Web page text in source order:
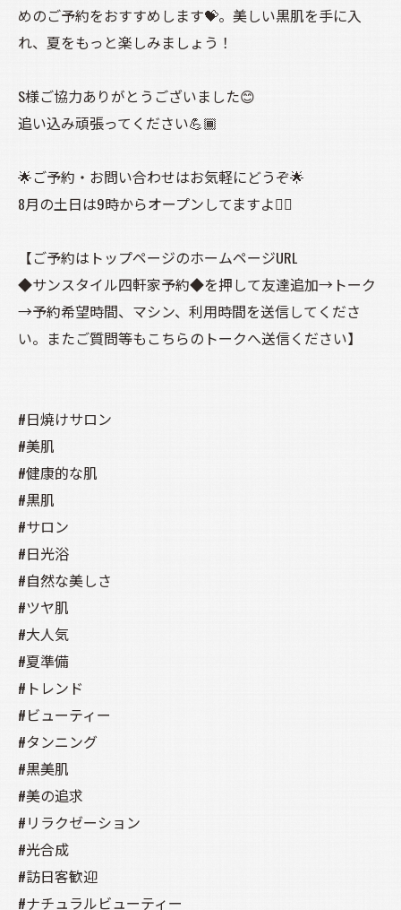
めのご予約をおすすめします💝。美しい黒肌を手に入
れ、夏をもっと楽しみましょう！
S様ご協力ありがとうございました😊
追い込み頑張ってください💪🏾
🌟ご予約・お問い合わせはお気軽にどうぞ🌟
8月の土日は9時からオープンしてますよ☝🏾
【ご予約はトップページのホームページURL
◆サンスタイル四軒家予約◆を押して友達追加→トーク
→予約希望時間、マシン、利用時間を送信してくださ
い。またご質問等もこちらのトークへ送信ください】
#日焼けサロン
#美肌
#健康的な肌
#黒肌
#サロン
#日光浴
#自然な美しさ
#ツヤ肌
#大人気
#夏準備
#トレンド
#ビューティー
#タンニング
#黒美肌
#美の追求
#リラクゼーション
#光合成
#訪日客歓迎
#ナチュラルビューティー